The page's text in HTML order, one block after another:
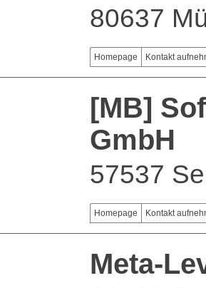
80637
Homepage Kontakt
[MB]
GmbH
57537
Homepage Kontakt
Meta-